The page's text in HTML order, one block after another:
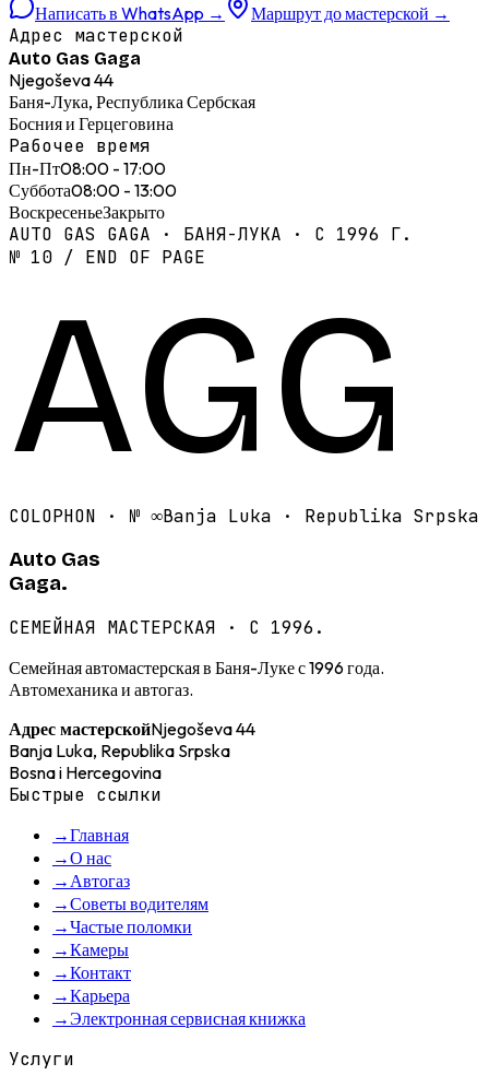
Написать в WhatsApp → Маршрут до мастерской →
Адрес мастерской
Auto Gas Gaga
Njegoševa 44
Баня-Лука, Республика Сербская
Босния и Герцеговина
Рабочее время
Пн-Пт08:00 - 17:00
Суббота08:00 - 13:00
ВоскресеньеЗакрыто
AUTO GAS GAGA · БАНЯ-ЛУКА · С 1996 Г.
№ 10 / END OF PAGE
AGG
COLOPHON · № ∞Banja Luka · Republika Srpska
Auto Gas
Gaga.
СЕМЕЙНАЯ МАСТЕРСКАЯ · С 1996.
Семейная автомастерская в Баня-Луке с 1996 года.
Автомеханика и автогаз.
Адрес мастерскойNjegoševa 44
Banja Luka, Republika Srpska
Bosna i Hercegovina
Быстрые ссылки
→Главная
→О нас
→Автогаз
→Советы водителям
→Частые поломки
→Камеры
→Контакт
→Карьера
→Электронная сервисная книжка
Услуги